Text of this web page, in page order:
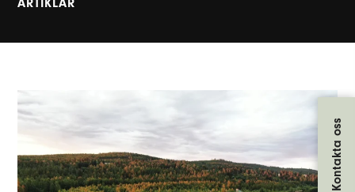
ARTIKLAR
Kontakta oss